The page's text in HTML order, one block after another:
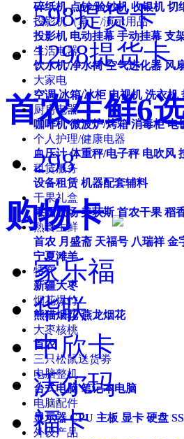
碎纸机 点钞/验钞机 收银机 切
投影机（幕）/演示用品
投影机 电动挂幕 手动挂幕 支
生活电器
饮水机/净水筒 空气进化器 风
大家电
空调 冰箱/冰柜 电视机 洗衣机
厨房电器
咖啡机 微波炉/烤箱 消毒柜 电
个人护理/健康电器
血压计 体重秤/电子秤 电吹风
租赁服务
设备租赁 机器配套辅料
干果礼盒
果园农场 美荻斯 首农干果 稻
熟食生鲜
首农 月盛斋 天福号 八瑞祥 金
宁夏滩羊
特产
新疆大枣
烟花爆竹
熊猫烟花 燕龙烟花
大枣核桃
首农
三只松鼠送货劵
电脑整机
台式电脑 笔记本电脑
电脑配件
显示器 CPU 主板 显卡 硬盘
外设产品
598提货卡
1298提货卡
首农生鲜6
298
购物卡
家乐福
华联
中欣卡
沃尔玛
福卡